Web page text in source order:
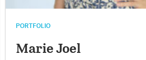
PORTFOLIO
Marie Joel